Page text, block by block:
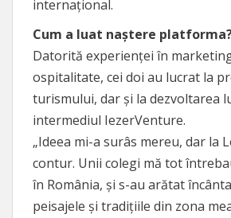
internațional.
Cum a luat naștere
Datorită experienței în
ospitalitate, cei doi au lucrat la
turismului, dar și la dezvoltarea
intermediul IezerVenture.
„Ideea mi-a surâs mereu, dar la
contur. Unii colegi mă tot
în România, și s-au arătat
peisajele și tradițiile din zona